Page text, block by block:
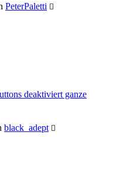
PeterPaletti
deaktiviert ganze
black_adept